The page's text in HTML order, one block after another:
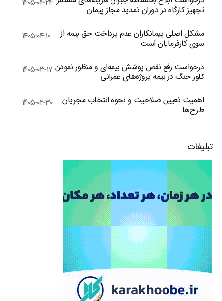
تجهیز کارگاه در دوران تمدید مجاز پیمان
۱۴۰۵-۰۴-۲۴
مشکل اصلی پیمانکاران عدم پرداخت حق بیمه از
سوی کارفرمایان است
۱۴۰۵-۰۴-۱۰
درخواست رفع نقص پوشش بیمه‌ای و منظور نمودن
کلوز جنگ در بیمه پروژه‌های عمرانی
۱۴۰۵-۰۳-۱۷
اهمیت تعیین صلاحیت و نحوه انتخاب مجریان
طرح‌ها
۱۴۰۵-۰۲-۳۰
تبلیغات